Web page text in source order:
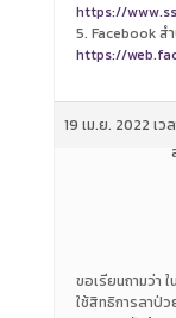
https://
5. Facebook ส
https://
19 เม.ย. 2022 เวล
ขอเรียนถามว่า
ใช้สิทธิการลาป่